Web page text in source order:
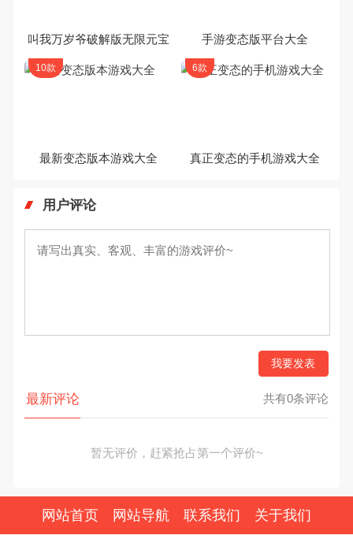
叫我万岁爷破解版无限元宝 手游变态版平台大全
最新变态版本游戏大全
10款
真正变态的手机游戏大全
6款
用户评论
我要发表
最新评论 共有0条评论
暂无评价，赶紧抢占第一个评价~
网站首页 网站导航 联系我们 关于我们